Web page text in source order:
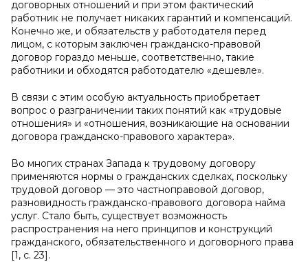
договорных отношений и при этом фактический
работник не получает никаких гарантий и компенсаций.
Конечно же, и обязательств у работодателя перед
лицом, с которым заключен гражданско-правовой
договор гораздо меньше, соответственно, такие
работники и обходятся работодателю «дешевле».
В связи с этим особую актуальность приобретает
вопрос о разграничении таких понятий как «трудовые
отношения» и «отношения, возникающие на основании
договора гражданско-правового характера».
Во многих странах Запада к трудовому договору
применяются нормы о гражданских сделках, поскольку
трудовой договор — это частноправовой договор,
разновидность гражданско-правового договора найма
услуг. Стало быть, существует возможность
распространения на него принципов и конструкций
гражданского, обязательственного и договорного права
[1, с. 23].